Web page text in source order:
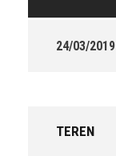
24/03/2019
TEREN